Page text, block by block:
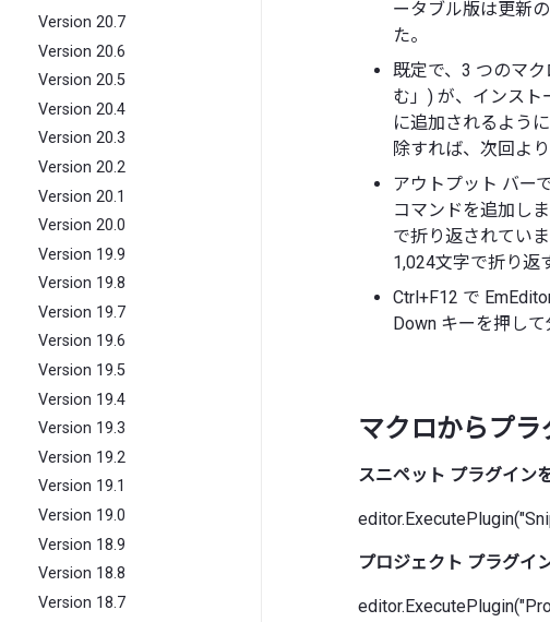
Version 20.7
Version 20.6
Version 20.5
Version 20.4
Version 20.3
Version 20.2
Version 20.1
Version 20.0
Version 19.9
Version 19.8
Version 19.7
Version 19.6
Version 19.5
Version 19.4
Version 19.3
Version 19.2
Version 19.1
Version 19.0
Version 18.9
Version 18.8
Version 18.7
ータブル版は更新
た。
既定で、3 つのマ
む」) が、インス
に追加されるよう
除すれば、次回よ
アウトプット バー
コマンドを追加し
で折り返されてい
1,024文字で折り返
Ctrl+F12 で
Down キーを押し
マクロからプ
スニペット プラグイン
プロジェクト プラグイ